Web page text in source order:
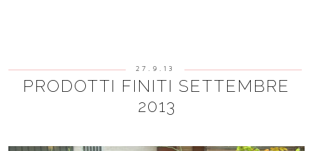
27.9.13
PRODOTTI FINITI SETTEMBRE
2013